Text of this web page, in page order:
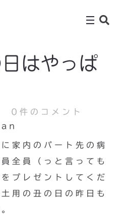
はやっぱ
0件のコメント
家内のパート先の病
全員（っと言っても
プレゼントしてくだ
用の丑の日の昨日も